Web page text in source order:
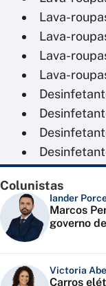
Lava-
Lava-
Lava-
Lava-
Colunistas
Iander
Marcos
governo
Victoria
Carros